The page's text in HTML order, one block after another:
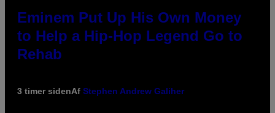
Eminem Put Up His Own Money
to Help a Hip-Hop Legend Go to
Rehab
3 timer sidenAf Stephen Andrew Galiher